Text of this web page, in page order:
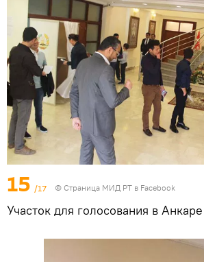
15 /17 © Страница МИД РТ в Facebook
Участок для голосования в